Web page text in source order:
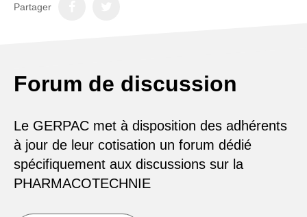
Partager
Forum de discussion
Le GERPAC met à disposition des adhérents
à jour de leur cotisation un forum dédié
spécifiquement aux discussions sur la
PHARMACOTECHNIE